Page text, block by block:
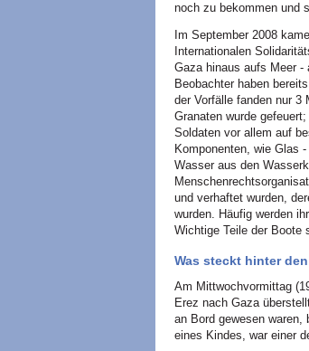
noch zu bekommen und
Im September 2008
Internationalen
Gaza hinaus aufs Meer -
Beobachter haben
der Vorfälle fanden nur
Granaten wurde
Soldaten vor allem auf
Komponenten, wie Glas
Wasser aus den
und verhaftet wurden,
wurden. Häufig werden
Wichtige Teile der Boote
Was steckt hinter
Am Mittwochvormittag
Erez nach Gaza
an Bord gewesen waren,
eines Kindes, war einer